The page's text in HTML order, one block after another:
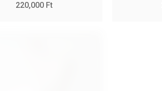
220,000 Ft